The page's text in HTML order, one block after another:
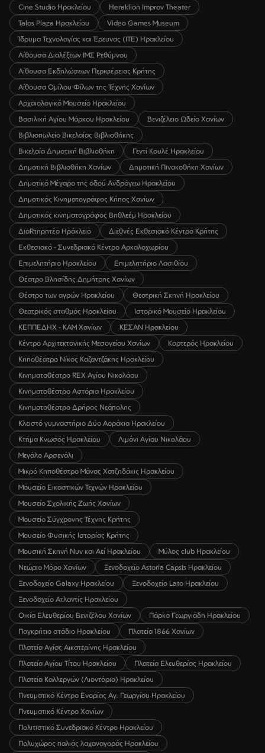
Cine Studio Ηρακλείου
Heraklion Improv Theater
Talos Plaza Ηρακλείου
Video Games Museum
Ίδρυμα Τεχνολογίας και Έρευνας (ΙΤΕ) Ηρακλείου
Αίθουσα Διαλέξεων ΙΜΣ Ρεθύμνου
Αίθουσα Εκδηλώσεων Περιφέρειας Κρήτης
Αίθουσα Ομίλου Φίλων της Τέχνης Χανίων
Αρχαιολογικό Μουσείο Ηρακλείου
Βασιλική Αγίου Μάρκου Ηρακλείου
Βενιζέλειο Ωδείο Χανίων
Βιβλιοπωλείο Βικελαίας Βιβλιοθήκης
Βικελαία Δημοτική Βιβλιοθήκη
Γεντί Κουλέ Ηρακλείου
Δημοτική Βιβλιοθήκη Χανίων
Δημοτική Πινακοθήκη Χανίων
Δημοτικό Μέγαρο της οδού Ανδρόγεω Ηρακλείου
Δημοτικός Κινηματογράφος Κήπος Χανίων
Δημοτικός κινηματογράφος Βηθλεέμ Ηρακλείου
ΔιαRτηρητέο Ηράκλειο
Διεθνές Εκθεσιακό Κέντρο Κρήτης
Εκθεσιακό - Συνεδριακό Κέντρο Αρκαλοχωρίου
Επιμελητήριο Ηρακλείου
Επιμελητήριο Λασιθίου
Θέατρο Βλησίδης Δημήτρης Χανίων
Θέατρο των αγρών Ηρακλείου
Θεατρική Σκηνή Ηρακλείου
Θεατρικός σταθμός Ηρακλείου
Ιστορικό Μουσείο Ηρακλείου
ΚΕΠΠΕΔΗΧ - ΚΑΜ Χανίων
ΚΕΣΑΝ Ηρακλείου
Κέντρο Αρχιτεκτονικής Μεσογείου Χανίων
Καρτερός Ηρακλείου
Κηποθέατρο Νίκος Καζαντζάκης Ηρακλείου
Κινηματοθέατρο REX Αγίου Νικολάου
Κινηματοθέατρο Αστόρια Ηρακλείου
Κινηματοθέατρο Δρήρος Νεάπολης
Κλειστό γυμναστήριο Δύο Αοράκια Ηρακλείου
Κτήμα Κνωσός Ηρακλείου
Λιμάνι Αγίου Νικολάου
Μεγάλο Αρσενάλι
Μικρό Κηποθέατρο Μάνος Χατζηδάκις Ηρακλείου
Μουσείο Εικαστικών Τεχνών Ηρακλείου
Μουσείο Σχολικής Ζωής Χανίων
Μουσείο Σύγχρονης Τέχνης Κρήτης
Μουσείο Φυσικής Ιστορίας Κρήτης
Μουσική Σκηνή Νυν και Αεί Ηρακλείου
Μύλος club Ηρακλείου
Νεώριο Μόρο Χανίων
Ξενοδοχείο Astoria Capsis Ηρακλείου
Ξενοδοχείο Galaxy Ηρακλείου
Ξενοδοχείο Lato Ηρακλείου
Ξενοδοχείο Ατλαντίς Ηρακλείου
Οικία Ελευθερίου Βενιζέλου Χανίων
Πάρκο Γεωργιάδη Ηρακλείου
Παγκρήτιο στάδιο Ηρακλείου
Πλατεία 1866 Χανίων
Πλατεία Αγίας Αικατερίνης Ηρακλείου
Πλατεία Αγίου Τίτου Ηρακλείου
Πλατεία Ελευθερίας Ηρακλείου
Πλατεία Καλλεργών (Λιοντάρια) Ηρακλείου
Πνευματικό Κέντρο Ενορίας Αγ. Γεωργίου Ηρακλείου
Πνευματικό Κέντρο Χανίων
Πολιτιστικό Συνεδριακό Κέντρο Ηρακλείου
Πολυχώρος παλιάς λαχαναγοράς Ηρακλείου